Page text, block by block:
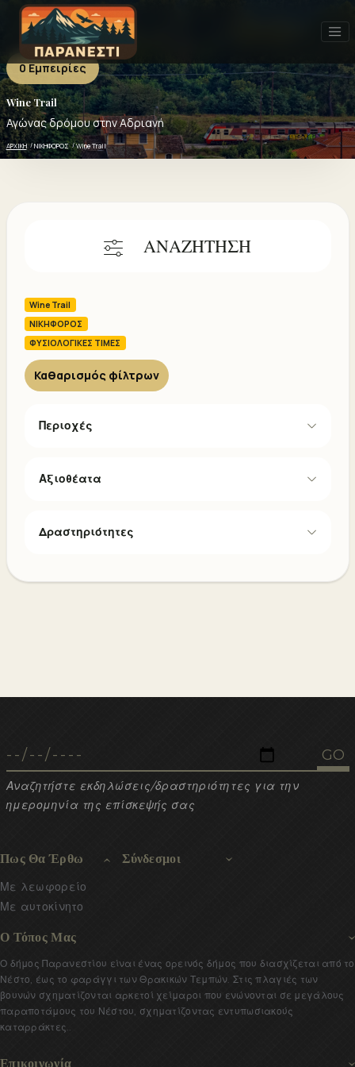
0 Εμπειρίες
Wine Trail
Αγώνας δρόμου στην Αδριανή
ΑΡΧΙΚΗ ΝΙΚΗΦΟΡΟΣ Wine Trail
ΑΝΑΖΗΤΗΣΗ
Wine Trail
ΝΙΚΗΦΟΡΟΣ
ΦΥΣΙΟΛΟΓΙΚΕΣ ΤΙΜΕΣ
Καθαρισμός φίλτρων
Περιοχές
Αξιοθέατα
Δραστηριότητες
Wine Trail - 0 ΕΜΠΕΙΡΙΕΣ
Πρόσφατα Δημοφιλή Καλύτερη αξιολόγηση
Αναζητήστε εκδηλώσεις/δραστηριότητες για την
ημερομηνία της επίσκεψής σας
Πως Θα Έρθω
Με λεωφορείο
Με αυτοκίνητο
Σύνδεσμοι
Ο Τόπος Μας
Ο δήμος Παρανεστίου είναι ένας ορεινός δήμος που διασχίζεται από το
Νέστο, έως το φαράγγι των Θρακικών Τεμπών. Στις πλαγιές των
βουνών σχηματίζονται αρκετοί χείμαροι που ενώνονται σε μεγάλους
παραποτάμους του Νέστου, σχηματίζοντας εντυπωσιακούς
καταρράκτες..
Επικοινωνία